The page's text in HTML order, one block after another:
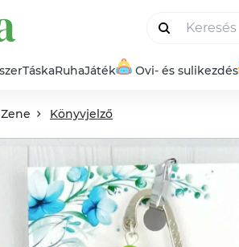
TáskaRuhaJáték Ovi- és sulikezdés
Könyvjelző